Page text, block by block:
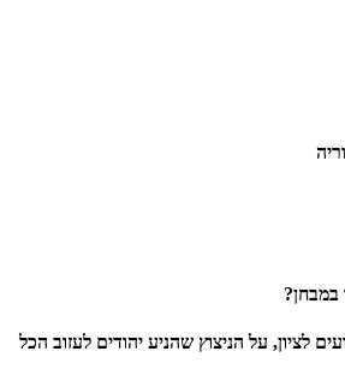
לציון, על הניצוץ שהניע יהודים לעזוב הכל